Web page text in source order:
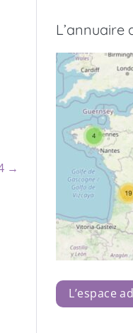
→
L’annuaire
L’espace